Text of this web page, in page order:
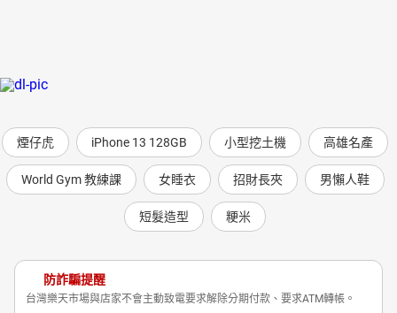
煙仔虎 iPhone 13 128GB 小型挖土機 高雄名產
World Gym 教練課 女睡衣 招財長夾 男懶人鞋
短髮造型 粳米
防詐騙提醒
台灣樂天市場與店家不會主動致電要求解除分期付款、要求ATM轉帳。